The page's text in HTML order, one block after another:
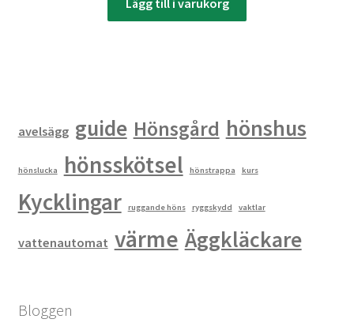
Lägg till i varukorg
avelsägg guide Hönsgård hönshus
hönslucka hönsskötsel hönstrappa kurs
Kycklingar ruggande höns ryggskydd vaktlar
vattenautomat värme Äggkläckare
Bloggen